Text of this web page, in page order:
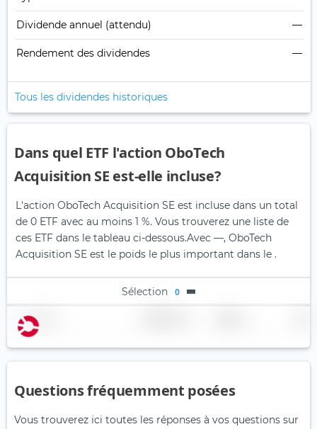
Dividende annuel (attendu) —
Rendement des dividendes —
Tous les dividendes historiques
Dans quel ETF l'action OboTech
Acquisition SE est-elle incluse?
L'action OboTech Acquisition SE est incluse dans un total
de 0 ETF avec au moins 1 %. Vous trouverez une liste de
ces ETF dans le tableau ci-dessous.Avec —, OboTech
Acquisition SE est le poids le plus important dans le .
Sélection 0
Nom
Questions fréquemment posées
Vous trouverez ici toutes les réponses à vos questions sur